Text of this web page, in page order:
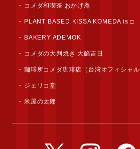
コメダ和喫茶 おかげ庵
PLANT BASED KISSA KOMEDA is □
BAKERY ADEMOK
コメダの大判焼き 大餡吉日
珈琲所コメダ珈琲店（台湾オフィシャル
ジェリコ堂
米屋の太郎